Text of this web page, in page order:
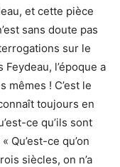
et cette pièce
sans doute pas
sur le
l’époque a
mêmes ! C’est le
toujours en
ce qu’ils sont
Qu’est-ce qu’on
siècles, on n’a